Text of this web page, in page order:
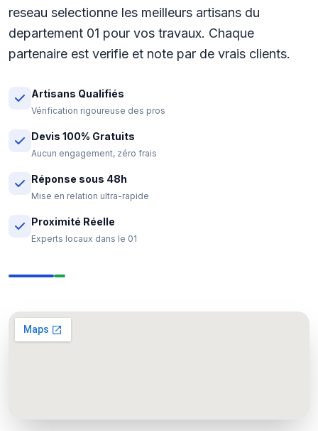
reseau selectionne les meilleurs artisans du
departement 01 pour vos travaux. Chaque
partenaire est verifie et note par de vrais clients.
Artisans Qualifiés
Vérification rigoureuse des pros
Devis 100% Gratuits
Aucun engagement, zéro frais
Réponse sous 48h
Mise en relation ultra-rapide
Proximité Réelle
Experts locaux dans le 01